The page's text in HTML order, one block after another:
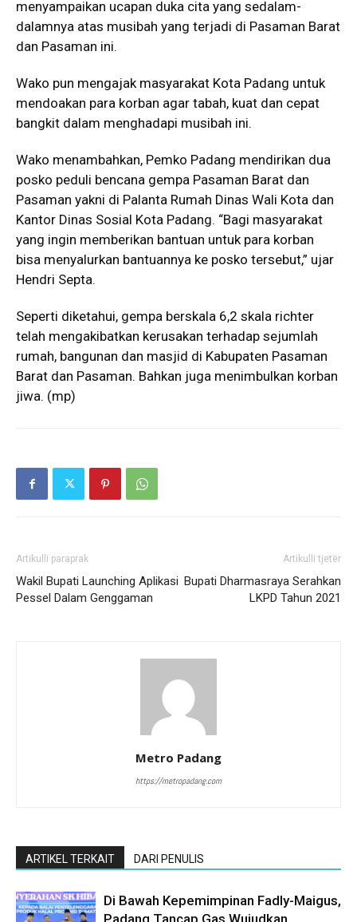
menyampaikan ucapan duka cita yang sedalam-
dalamnya atas musibah yang terjadi di Pasaman Barat
dan Pasaman ini.
Wako pun mengajak masyarakat Kota Padang untuk
mendoakan para korban agar tabah, kuat dan cepat
bangkit dalam menghadapi musibah ini.
Wako menambahkan, Pemko Padang mendirikan dua
posko peduli bencana gempa Pasaman Barat dan
Pasaman yakni di Palanta Rumah Dinas Wali Kota dan
Kantor Dinas Sosial Kota Padang. “Bagi masyarakat
yang ingin memberikan bantuan untuk para korban
bisa menyalurkan bantuannya ke posko tersebut,” ujar
Hendri Septa.
Seperti diketahui, gempa berskala 6,2 skala richter
telah mengakibatkan kerusakan terhadap sejumlah
rumah, bangunan dan masjid di Kabupaten Pasaman
Barat dan Pasaman. Bahkan juga menimbulkan korban
jiwa. (mp)
Artikulli paraprak
Wakil Bupati Launching Aplikasi
Pessel Dalam Genggaman
Artikulli tjetër
Bupati Dharmasraya Serahkan
LKPD Tahun 2021
Metro Padang
https://metropadang.com
ARTIKEL TERKAIT DARI PENULIS
Di Bawah Kepemimpinan Fadly-Maigus,